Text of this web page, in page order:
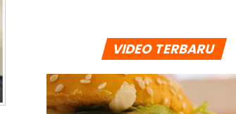
VIDEO TERBARU